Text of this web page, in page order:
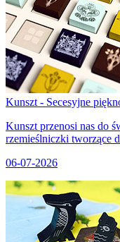
Kunszt - Secesyjne
Kunszt przenosi nas do
rzemieślniczki tworzące
06-07-2026